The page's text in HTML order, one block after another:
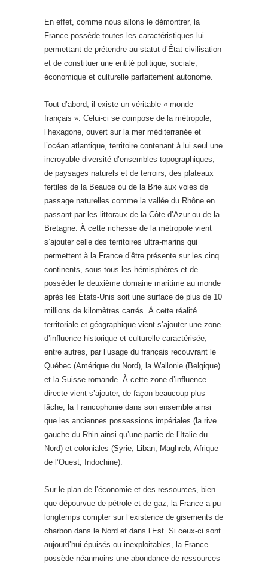
En effet, comme nous allons le démontrer, la
France possède toutes les caractéristiques lui
permettant de prétendre au statut d’État-civilisation
et de constituer une entité politique, sociale,
économique et culturelle parfaitement autonome.
Tout d’abord, il existe un véritable « monde
français ». Celui-ci se compose de la métropole,
l’hexagone, ouvert sur la mer méditerranée et
l’océan atlantique, territoire contenant à lui seul une
incroyable diversité d’ensembles topographiques,
de paysages naturels et de terroirs, des plateaux
fertiles de la Beauce ou de la Brie aux voies de
passage naturelles comme la vallée du Rhône en
passant par les littoraux de la Côte d’Azur ou de la
Bretagne. À cette richesse de la métropole vient
s’ajouter celle des territoires ultra-marins qui
permettent à la France d’être présente sur les cinq
continents, sous tous les hémisphères et de
posséder le deuxième domaine maritime au monde
après les États-Unis soit une surface de plus de 10
millions de kilomètres carrés. À cette réalité
territoriale et géographique vient s’ajouter une zone
d’influence historique et culturelle caractérisée,
entre autres, par l’usage du français recouvrant le
Québec (Amérique du Nord), la Wallonie (Belgique)
et la Suisse romande. À cette zone d’influence
directe vient s’ajouter, de façon beaucoup plus
lâche, la Francophonie dans son ensemble ainsi
que les anciennes possessions impériales (la rive
gauche du Rhin ainsi qu’une partie de l’Italie du
Nord) et coloniales (Syrie, Liban, Maghreb, Afrique
de l’Ouest, Indochine).
Sur le plan de l’économie et des ressources, bien
que dépourvue de pétrole et de gaz, la France a pu
longtemps compter sur l’existence de gisements de
charbon dans le Nord et dans l’Est. Si ceux-ci sont
aujourd’hui épuisés ou inexploitables, la France
possède néanmoins une abondance de ressources